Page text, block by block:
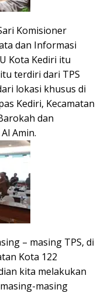
Komisioner
dan Informasi
Kota Kediri itu
terdiri dari TPS
lokasi khusus di
Kediri, Kecamatan
dan
Amin.
– masing TPS, di
Kota 122
kita melakukan
masing